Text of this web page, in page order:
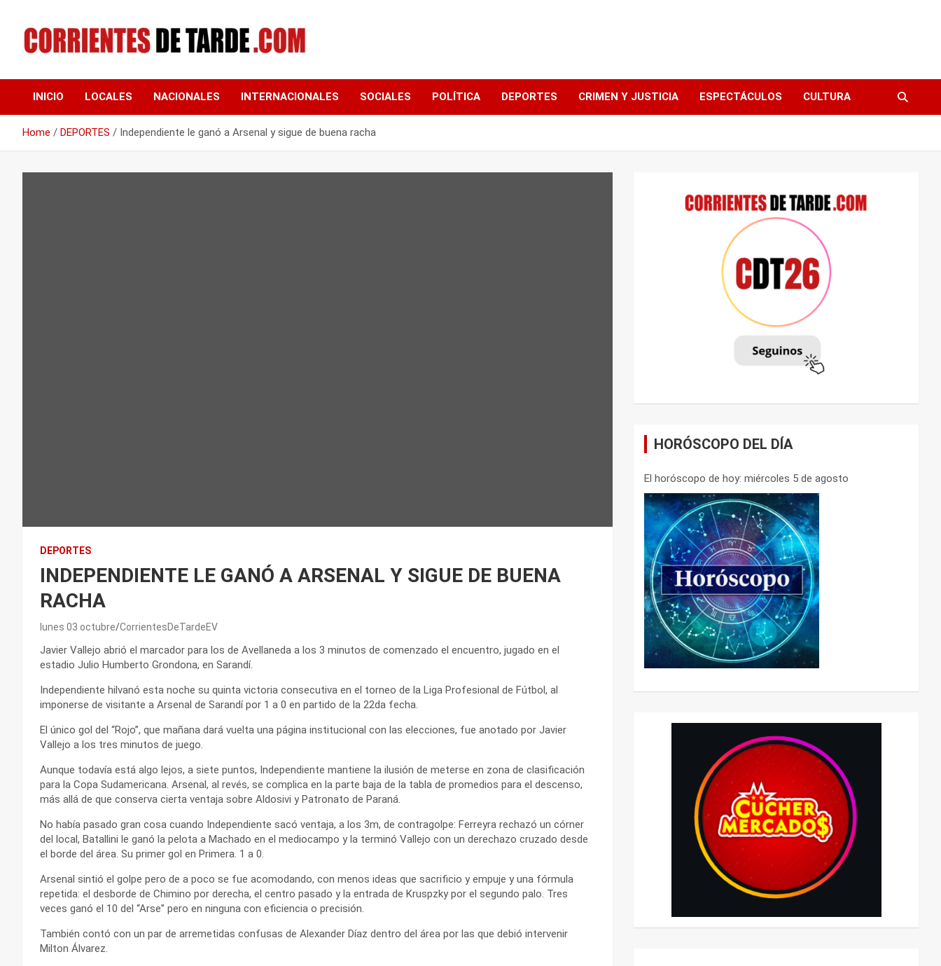
content
CORRIENTES DE
TARDE
INICIO LOCALES NACIONALES INTERNACIONALES SOCIALES POLÍTICA DEPORTES CRIMEN Y JUSTICIA ESPECTÁCULOS CULTURA
Home DEPORTES Independiente le ganó a Arsenal y sigue de buena racha
DEPORTES
INDEPENDIENTE LE GANÓ A ARSENAL Y SIGUE DE BUENA
RACHA
lunes 03 octubre CorrientesDeTardeEV
Javier Vallejo abrió el marcador para los de Avellaneda a los 3 minutos de comenzado el encuentro, jugado en el
estadio Julio Humberto Grondona, en Sarandí.
Independiente hilvanó esta noche su quinta victoria consecutiva en el torneo de la Liga Profesional de Fútbol, al
imponerse de visitante a Arsenal de Sarandí por 1 a 0 en partido de la 22da fecha.
El único gol del “Rojo”, que mañana dará vuelta una página institucional con las elecciones, fue anotado por Javier
Vallejo a los tres minutos de juego.
Aunque todavía está algo lejos, a siete puntos, Independiente mantiene la ilusión de meterse en zona de clasificación
para la Copa Sudamericana. Arsenal, al revés, se complica en la parte baja de la tabla de promedios para el descenso,
más allá de que conserva cierta ventaja sobre Aldosivi y Patronato de Paraná.
No había pasado gran cosa cuando Independiente sacó ventaja, a los 3m, de contragolpe: Ferreyra rechazó un córner
del local, Batallini le ganó la pelota a Machado en el mediocampo y la terminó Vallejo con un derechazo cruzado desde
el borde del área. Su primer gol en Primera. 1 a 0.
Arsenal sintió el golpe pero de a poco se fue acomodando, con menos ideas que sacrificio y empuje y una fórmula
repetida: el desborde de Chimino por derecha, el centro pasado y la entrada de Kruspzky por el segundo palo. Tres
veces ganó el 10 del “Arse” pero en ninguna con eficiencia o precisión.
También contó con un par de arremetidas confusas de Alexander Díaz dentro del área por las que debió intervenir
Milton Álvarez.
HORÓSCOPO DEL DÍA
El horóscopo de hoy: miércoles 5 de agosto